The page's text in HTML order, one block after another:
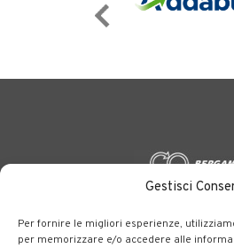
Gestisci
Per fornire le migliori esperienze,
per memorizzare e/o accedere alle
BERGAMO TRASPORTIportale
dedite al trasporto pubblico